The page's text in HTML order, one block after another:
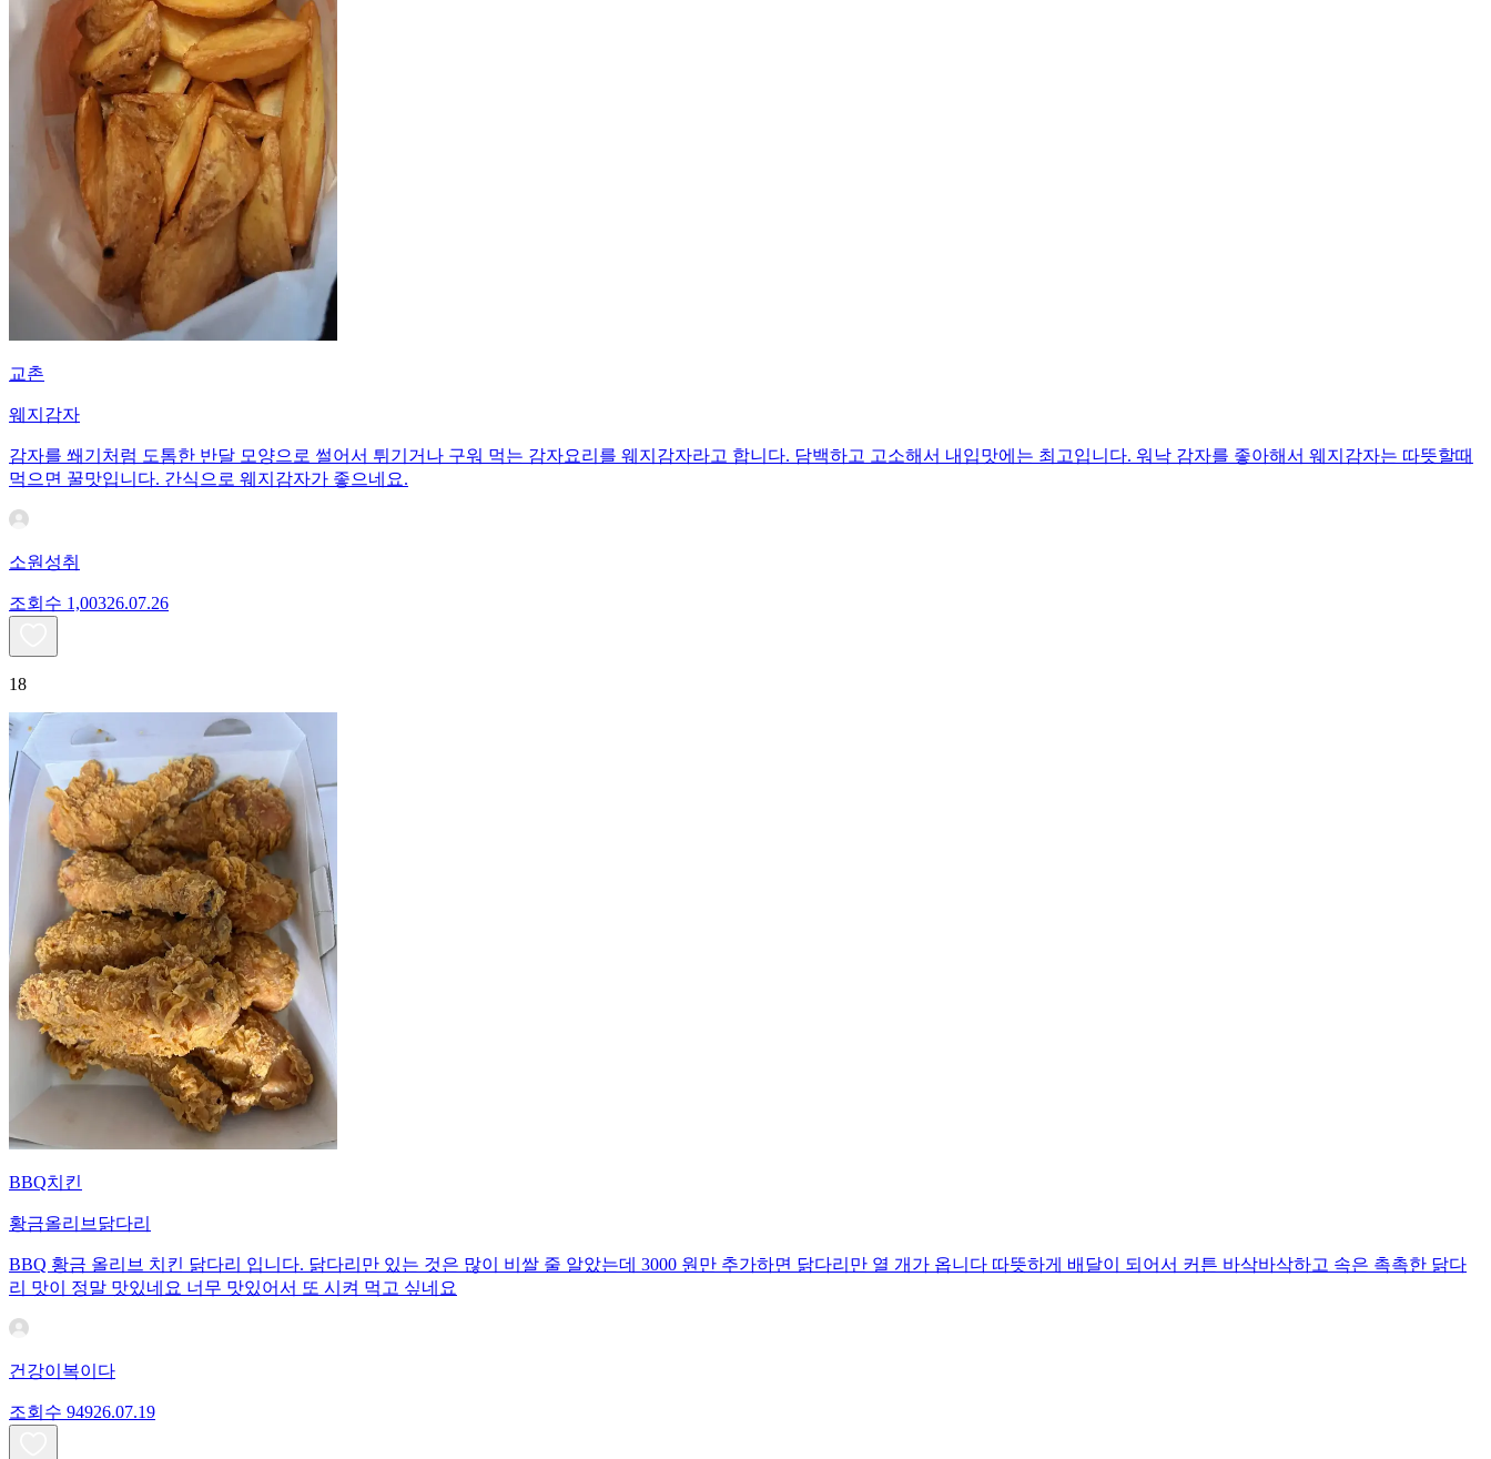
교촌
웨지감자
감자를 쐐기처럼 도톰한 반달 모양으로 썰어서 튀기거나 구워 먹는 감자요리를 웨지감자라고 합니다. 담백하고 고소해서 내입맛에는 최고입니다. 워낙 감자를 좋아해서 웨지감자는 따뜻할때
먹으면 꿀맛입니다. 간식으로 웨지감자가 좋으네요.
소원성취
조회수 1,00326.07.26
18
BBQ치킨
황금올리브닭다리
BBQ 황금 올리브 치킨 닭다리 입니다. 닭다리만 있는 것은 많이 비쌀 줄 알았는데 3000 원만 추가하면 닭다리만 열 개가 옵니다 따뜻하게 배달이 되어서 커튼 바삭바삭하고 속은 촉촉한 닭다
리 맛이 정말 맛있네요 너무 맛있어서 또 시켜 먹고 싶네요
건강이복이다
조회수 94926.07.19